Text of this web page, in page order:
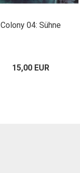
Colony 04: Sühne
15,00 EUR